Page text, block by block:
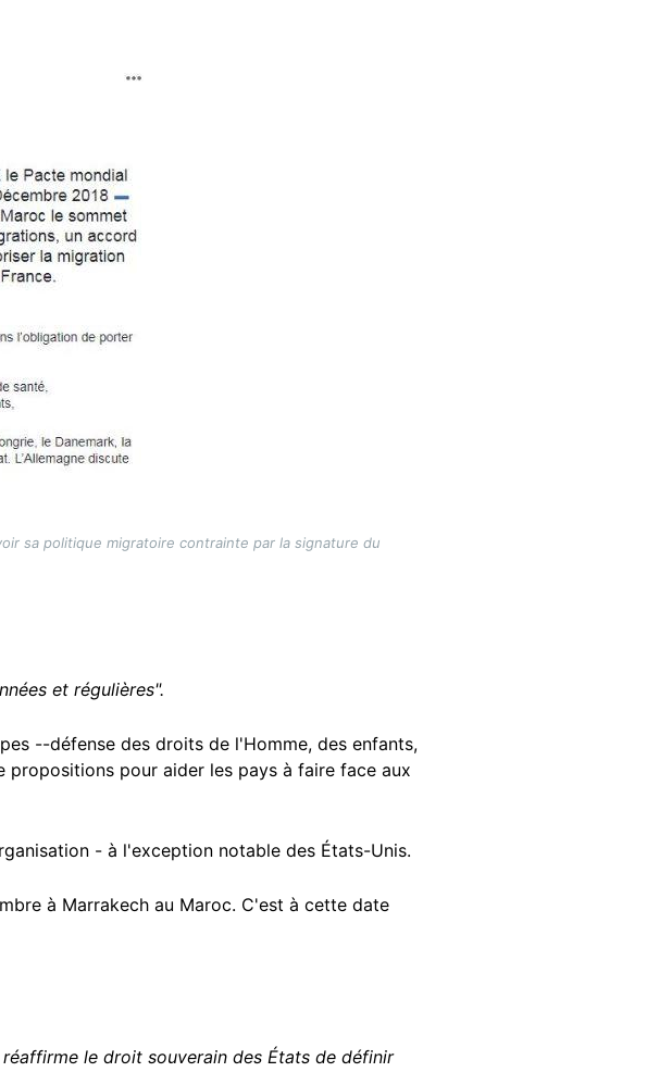
sa politique migratoire contrainte par la signature du
et régulières".
--défense des droits de l'Homme, des enfants,
propositions pour aider les pays à faire face aux
- à l'exception notable des États-Unis.
à Marrakech au Maroc. C'est à cette date
le droit souverain des États de définir